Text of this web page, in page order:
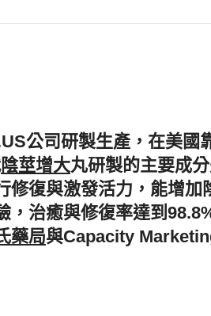
公司研製生產，在美國
陰莖增大丸研製的主要成
修復與激發活力，能增加
，治癒與修復率達到
藥局與Capacity